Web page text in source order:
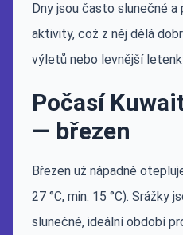
Dny jsou často slunečné a
aktivity, což z něj dělá
výletů nebo levnější
Počasí
— březen
Březen už nápadně
27 °C, min. 15 °C). Srážky
slunečné, ideální období